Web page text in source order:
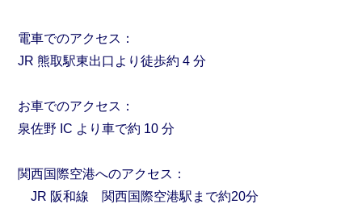
電車でのアクセス：
JR 熊取駅東出口より徒歩約 4 分
お車でのアクセス：
泉佐野 IC より車で約 10 分
関西国際空港へのアクセス：
JR 阪和線 関西国際空港駅まで約20分